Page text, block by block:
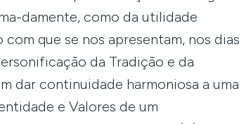
damente, como da utilidade
que se nos apresentam, nos dias
da Tradição e da
dar continuidade harmoniosa a uma
e Valores de um